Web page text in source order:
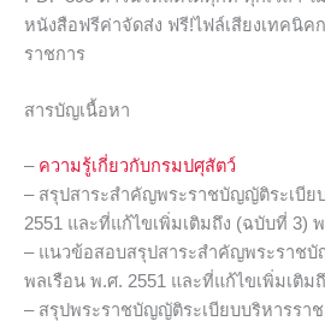
หนังสือฟรีค่าจัดส่ง ฟรี!ไฟล์เสียงเทคนิ
ราชการ
สารบัญเนื้อหา
– ความรู้เกี่ยวกับกรมปศุสัตว์
– สรุปสาระสำคัญพระราชบัญญัติระเบีย
2551 และที่แก้ไขเพิ่มเติมถึง (ฉบับที่ 3)
– แนวข้อสอบสรุปสาระสำคัญพระราชบั
พลเรือน พ.ศ. 2551 และที่แก้ไขเพิ่มเติม
– สรุปพระราชบัญญัติระเบียบบริหารรา